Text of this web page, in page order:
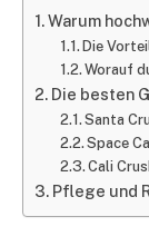
Warum
Die
Worauf
Die besten
Santa
Space
Cali
Pflege und